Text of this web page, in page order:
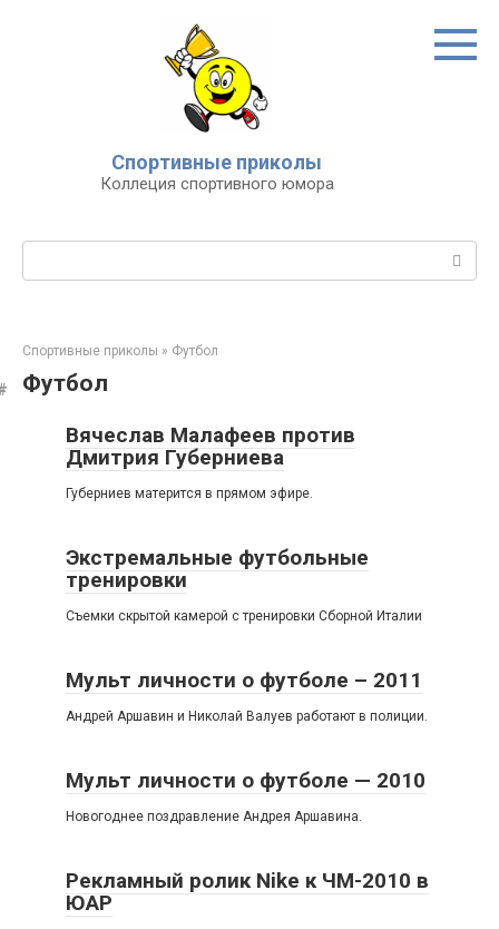
Спортивные приколы
Коллеция спортивного юмора
Спортивные приколы » Футбол
Футбол
Вячеслав Малафеев против
Дмитрия Губерниева
Губерниев матерится в прямом эфире.
Экстремальные футбольные
тренировки
Съемки скрытой камерой с тренировки Сборной Италии
Мульт личности о футболе – 2011
Андрей Аршавин и Николай Валуев работают в полиции.
Мульт личности о футболе — 2010
Новогоднее поздравление Андрея Аршавина.
Рекламный ролик Nike к ЧМ-2010 в
ЮАР